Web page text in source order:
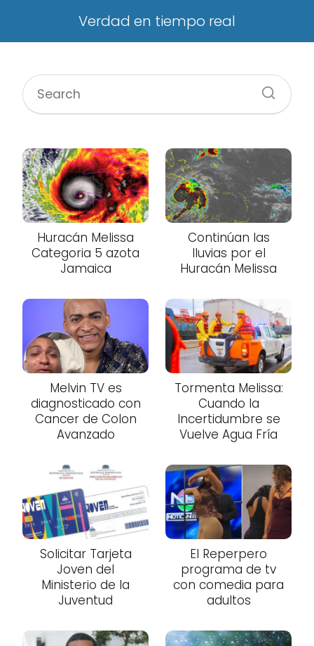
Verdad en tiempo real
Huracán Melissa
Categoria 5 azota
Jamaica
Continúan las
lluvias por el
Huracán Melissa
Melvin TV es
diagnosticado con
Cancer de Colon
Avanzado
Tormenta Melissa:
Cuando la
Incertidumbre se
Vuelve Agua Fría
Solicitar Tarjeta
Joven del
Ministerio de la
Juventud
El Reperpero
programa de tv
con comedia para
adultos